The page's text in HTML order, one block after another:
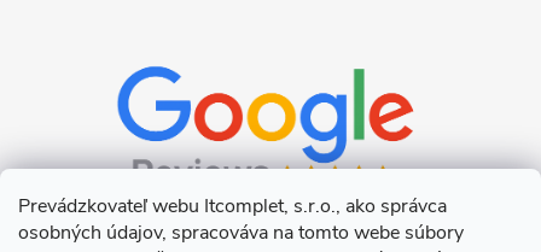
Prevádzkovateľ webu Itcomplet, s.r.o., ako správca
osobných údajov, spracováva na tomto webe súbory